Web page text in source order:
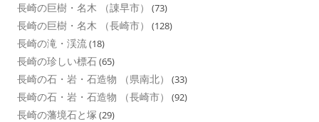
長崎の巨樹・名木 （諌早市） (73)
長崎の巨樹・名木 （長崎市） (128)
長崎の滝・渓流(18)
長崎の珍しい標石(65)
長崎の石・岩・石造物 （県南北） (33)
長崎の石・岩・石造物 （長崎市） (92)
長崎の藩境石と塚 (29)